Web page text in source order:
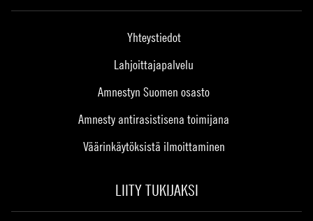
Yhteystiedot
Lahjoittajapalvelu
Amnestyn Suomen osasto
Amnesty antirasistisena toimijana
Väärinkäytöksistä ilmoittaminen
LIITY TUKIJAKSI